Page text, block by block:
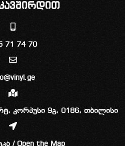
71 74 70
კორპუსი 9გ, 0186, თბილისი
/ Open the Map